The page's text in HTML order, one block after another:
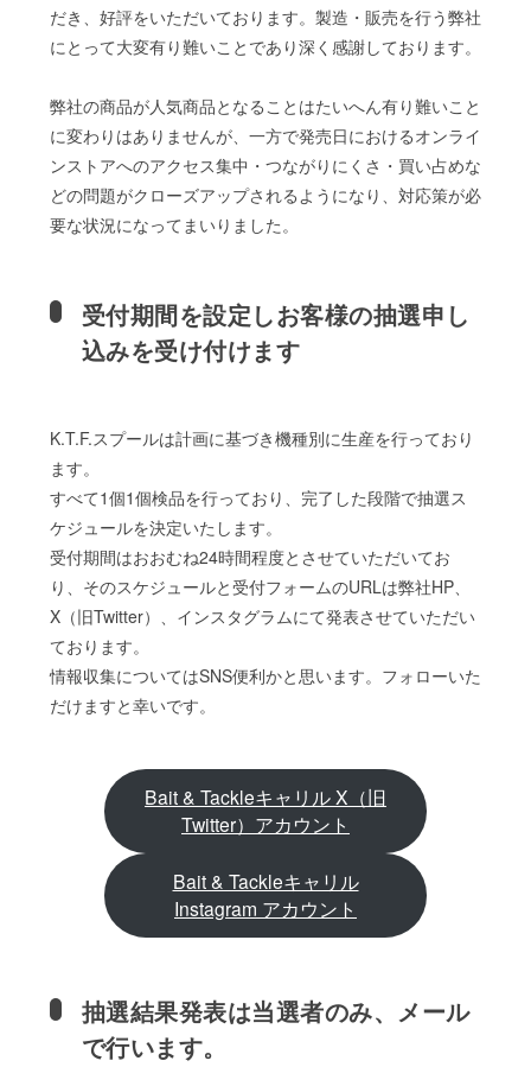
だき、好評をいただいております。製造・販売を行う弊社
にとって大変有り難いことであり深く感謝しております。
弊社の商品が人気商品となることはたいへん有り難いこと
に変わりはありませんが、一方で発売日におけるオンライ
ンストアへのアクセス集中・つながりにくさ・買い占めな
どの問題がクローズアップされるようになり、対応策が必
要な状況になってまいりました。
受付期間を設定しお客様の抽選申し
込みを受け付けます
K.T.F.スプールは計画に基づき機種別に生産を行っており
ます。
すべて1個1個検品を行っており、完了した段階で抽選ス
ケジュールを決定いたします。
受付期間はおおむね24時間程度とさせていただいてお
り、そのスケジュールと受付フォームのURLは弊社HP、
X（旧Twitter）、インスタグラムにて発表させていただい
ております。
情報収集についてはSNS便利かと思います。フォローいた
だけますと幸いです。
Bait & Tackleキャリル X（旧
Twitter）アカウント
Bait & Tackleキャリル
Instagram アカウント
抽選結果発表は当選者のみ、メール
で行います。